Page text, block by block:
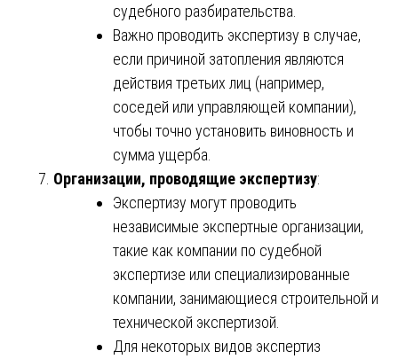
судебного разбирательства.
Важно проводить экспертизу в случае,
если причиной затопления являются
действия третьих лиц (например,
соседей или управляющей компании),
чтобы точно установить виновность и
сумма ущерба.
Организации, проводящие экспертизу:
Экспертизу могут проводить
независимые экспертные организации,
такие как компании по судебной
экспертизе или специализированные
компании, занимающиеся строительной и
технической экспертизой.
Для некоторых видов экспертиз